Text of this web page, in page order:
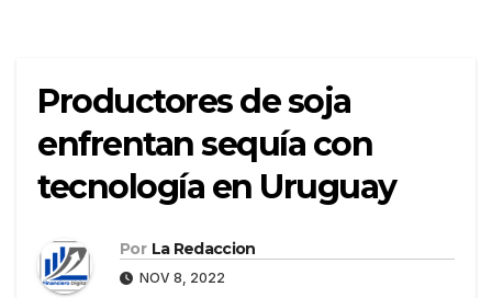
Productores de soja
enfrentan sequía con
tecnología en Uruguay
Por La Redaccion
NOV 8, 2022